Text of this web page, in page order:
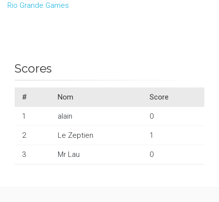
Rio Grande Games
Scores
# Nom Score
1 alain 0
2 Le Zeptien 1
3 Mr Lau 0